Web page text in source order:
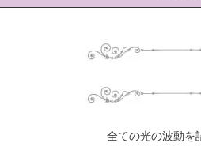
全ての光の波動を